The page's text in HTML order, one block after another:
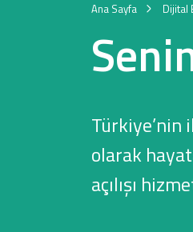
Ana Sayfa Dijital
Türkiye’nin
olarak
açılışı